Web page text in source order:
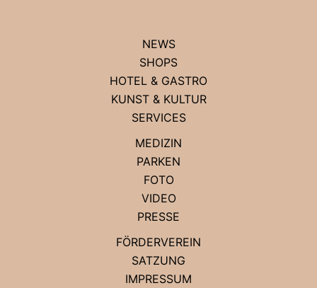
NEWS
SHOPS
HOTEL & GASTRO
KUNST & KULTUR
SERVICES
MEDIZIN
PARKEN
FOTO
VIDEO
PRESSE
FÖRDERVEREIN
SATZUNG
IMPRESSUM